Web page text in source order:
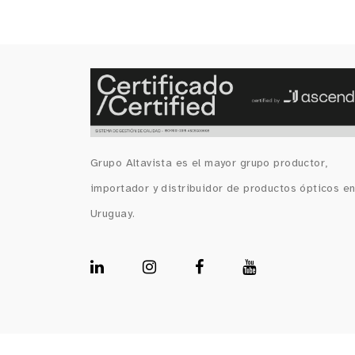
Grupo Altavista es el mayor grupo productor,
importador y distribuidor de productos ópticos en
Uruguay.